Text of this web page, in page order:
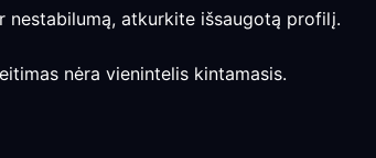
nestabilumą, atkurkite išsaugotą profilį.
nėra vienintelis kintamasis.